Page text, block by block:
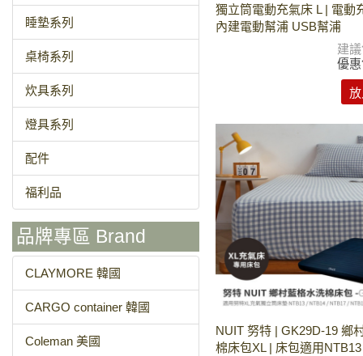
睡墊系列
桌椅系列
炊具系列
燈具系列
配件
福利品
品牌專區 Brand
CLAYMORE 韓國
CARGO container 韓國
Coleman 美國
獨立筒電動充氣床 L | 電動
內建電動幫浦 USB幫浦
建
優
NUIT 努特 | GK29D-19 鄉
棉床包XL | 床包適用